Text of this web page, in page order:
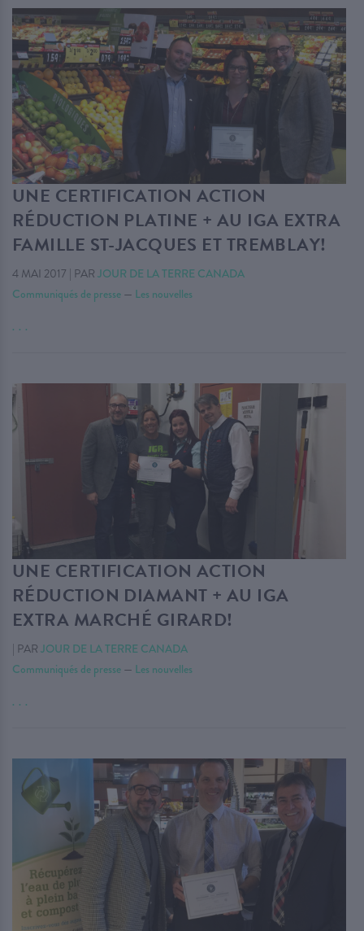
UNE CERTIFICATION ACTION
RÉDUCTION PLATINE + AU IGA EXTRA
FAMILLE ST-JACQUES ET TREMBLAY!
4 MAI 2017 | PAR JOUR DE LA TERRE CANADA
Communiqués de presse — Les nouvelles
. . .
UNE CERTIFICATION ACTION
RÉDUCTION DIAMANT + AU IGA
EXTRA MARCHÉ GIRARD!
| PAR JOUR DE LA TERRE CANADA
Communiqués de presse — Les nouvelles
. . .